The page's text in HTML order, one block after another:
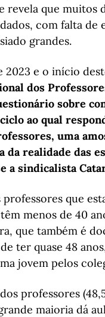
revela que muitos
com falta de
grandes.
2023 e o início
dos
sobre
ao qual
uma
da realidade das
a sindicalista
professores que
menos de 40
que também é
ter quase 48
jovem pelos
professores
maioria dá